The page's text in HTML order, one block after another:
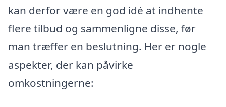
kan derfor være en god idé at indhente
flere tilbud og sammenligne disse, før
man træffer en beslutning. Her er nogle
aspekter, der kan påvirke
omkostningerne: